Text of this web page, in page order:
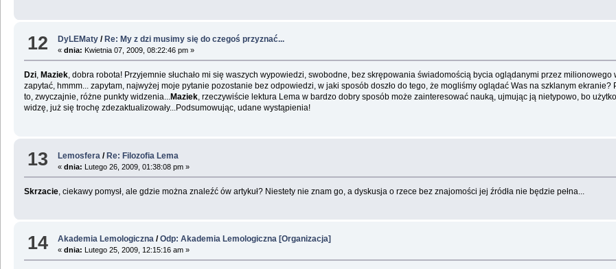
12 DyLEMaty / Re: My z dzi musimy się do czegoś przyznać...
«dnia: Kwietnia 07, 2009, 08:22:46 pm »
Dzi, Maziek, dobra robota! Przyjemnie słuchało mi się waszych wypowiedzi, swobodne, bez skrępowania świadomością bycia oglądanymi przez
zapytać, hmmm... zapytam, najwyżej moje pytanie pozostanie bez odpowiedzi, w jaki sposób doszło do tego, że mogliśmy oglądać Was na szklanym ekranie?
to, zwyczajnie, różne punkty widzenia...Maziek, rzeczywiście lektura Lema w bardzo dobry sposób może zainteresować nauką, ujmując ją nietypowo, bo
widzę, już się trochę zdezaktualizowały...Podsumowując, udane wystąpienia!
13 Lemosfera /Re: Filozofia Lema
«dnia: Lutego 26, 2009, 01:38:08 pm »
Skrzacie, ciekawy pomysł, ale gdzie można znaleźć ów artykuł? Niestety nie znam go, a dyskusja o rzece bez znajomości jej źródła nie będzie pełna...
14 Akademia Lemologiczna /Odp: Akademia Lemologiczna [Organizacja]
«dnia: Lutego 25, 2009, 12:15:16 am »